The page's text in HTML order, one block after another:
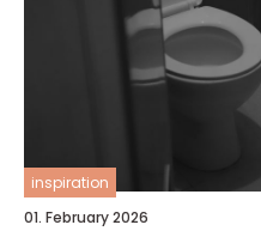
inspiration
01. February 2026